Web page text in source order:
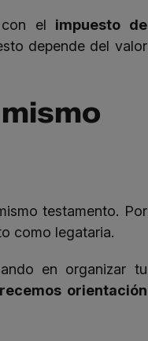
el impuesto de
depende del valor
testamento. Por
como legataria.
en organizar tu
orientación